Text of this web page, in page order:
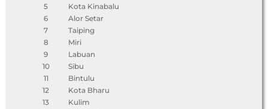
5
Kota Kinabalu
6
Alor Setar
7
Taiping
8
Miri
9
Labuan
10
Sibu
11
Bintulu
12
Kota Bharu
13
Kulim